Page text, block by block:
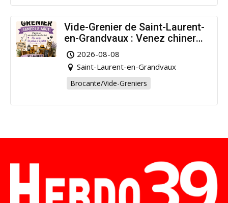
Vide-Grenier de Saint-Laurent-
en-Grandvaux : Venez chiner
pour la bonne cause !
2026-08-08
Saint-Laurent-en-Grandvaux
Brocante/Vide-Greniers